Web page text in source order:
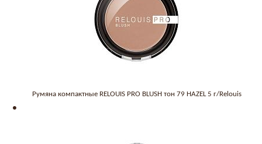
Румяна компактные RELOUIS PRO BLUSH тон 79 HAZEL 5 г/Relouis